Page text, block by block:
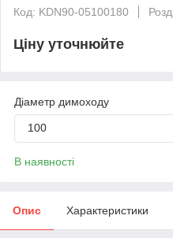
Код: KDN90-05100180
Ціну уточнюйте
Діаметр димоходу
100
В наявності
Опис Характеристики